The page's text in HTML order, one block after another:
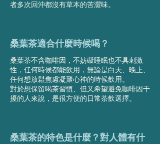
者多次回沖都沒有草本的苦澀味。
桑葉茶適合什麼時候喝？
桑葉茶不含咖啡因，不妨礙睡眠也不具刺激
性，任何時候都能飲用，無論是白天、晚上、
任何想放鬆焦慮凝聚心神的時候飲用。
對於想保留喝茶習慣、但又希望避免咖啡因干
擾的人來說，是很方便的日常茶飲選擇。
桑葉茶的特色是什麼？對人體有什